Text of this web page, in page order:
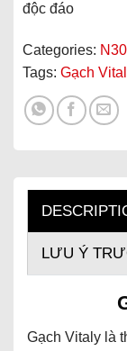
độc đáo
Categories:
Tags: Gạch
LƯU Ý
Gạch Vitaly là